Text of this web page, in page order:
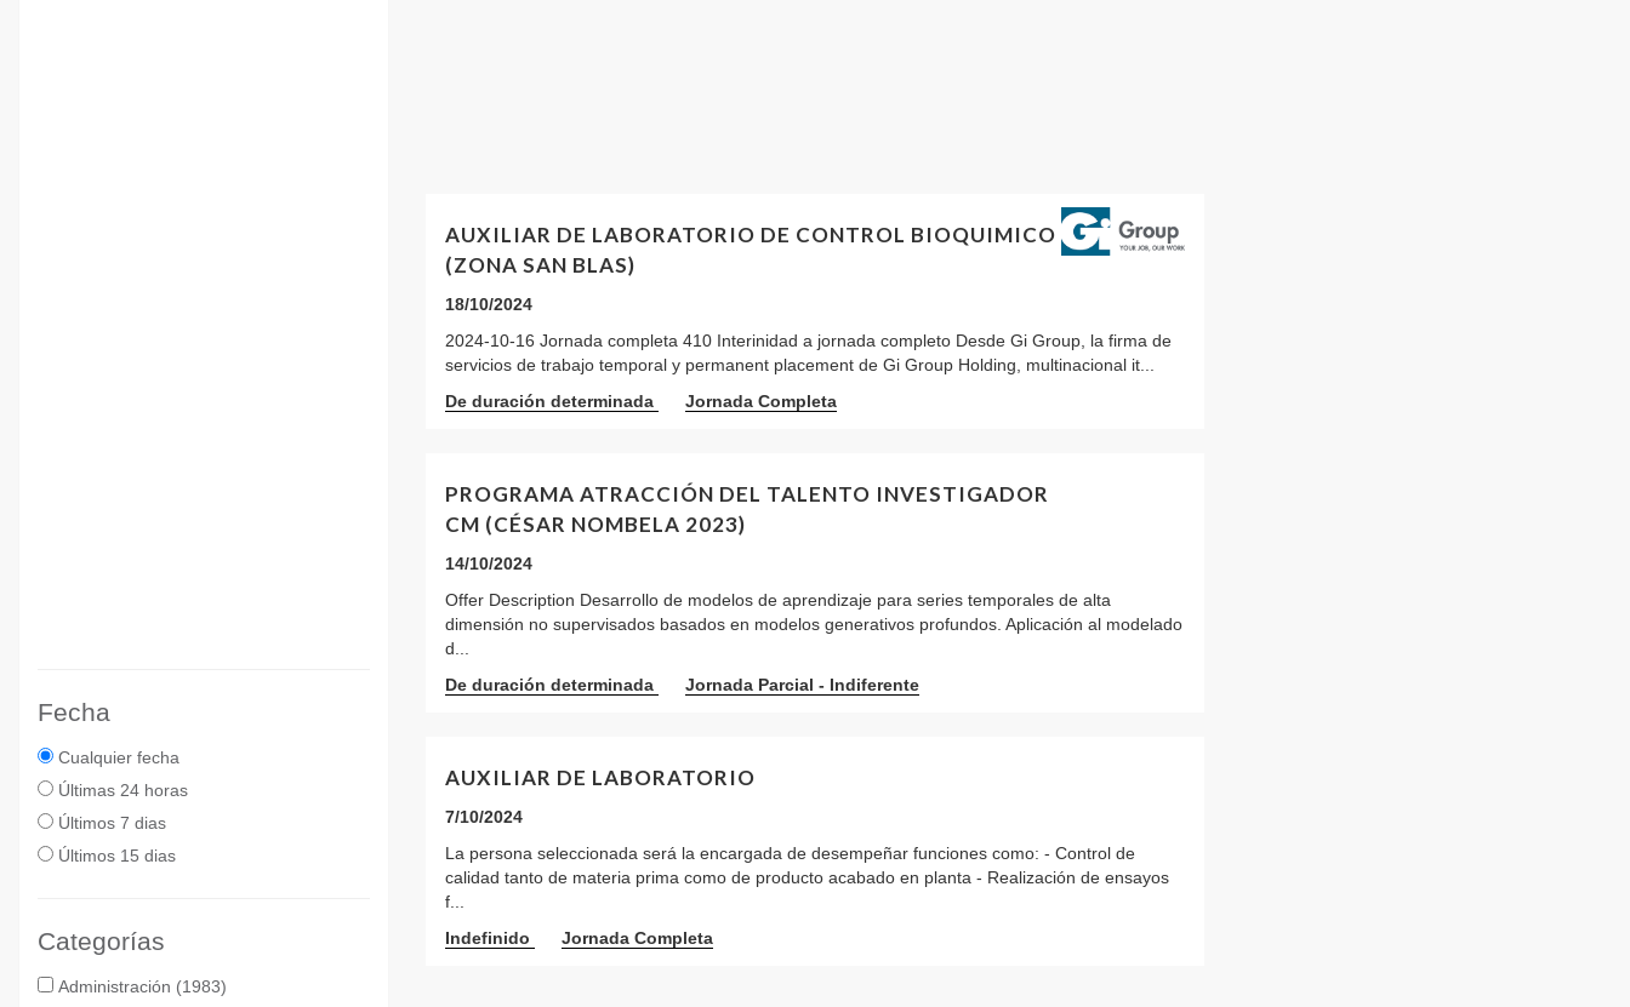
Fecha
Cualquier fecha
Últimas 24 horas
Últimos 7 dias
Últimos 15 dias
Categorías
Administración (1983)
AUXILIAR DE LABORATORIO DE CONTROL BIOQUIMICO
(ZONA SAN BLAS)
18/10/2024
2024-10-16 Jornada completa 410 Interinidad a jornada completo Desde Gi Group, la firma de
servicios de trabajo temporal y permanent placement de Gi Group Holding, multinacional it...
De duración determinada
Jornada Completa
PROGRAMA ATRACCIÓN DEL TALENTO INVESTIGADOR
CM (CÉSAR NOMBELA 2023)
14/10/2024
Offer Description Desarrollo de modelos de aprendizaje para series temporales de alta
dimensión no supervisados basados en modelos generativos profundos. Aplicación al modelado
d...
De duración determinada
Jornada Parcial - Indiferente
AUXILIAR DE LABORATORIO
7/10/2024
La persona seleccionada será la encargada de desempeñar funciones como: - Control de
calidad tanto de materia prima como de producto acabado en planta - Realización de ensayos
f...
Indefinido
Jornada Completa